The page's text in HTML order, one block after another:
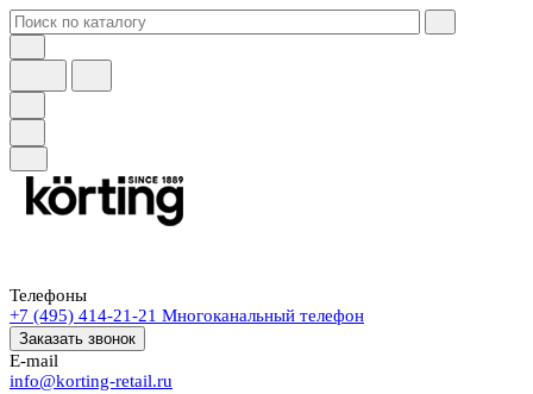
Телефоны
+7 (495) 414-21-21 Многоканальный телефон
Заказать звонок
E-mail
info@korting-retail.ru